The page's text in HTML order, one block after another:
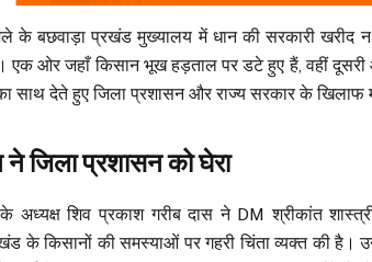
के बछवाड़ा प्रखंड मुख्यालय में धान की सरकारी खरीद न
ओर जहाँ किसान भूख हड़ताल पर डटे हुए हैं, वहीं दूसरी
साथ देते हुए जिला प्रशासन और राज्य सरकार के खिलाफ
ने जिला प्रशासन को घेरा
अध्यक्ष शिव प्रकाश गरीब दास ने DM श्रीकांत
के किसानों की समस्याओं पर गहरी चिंता व्यक्त की है।